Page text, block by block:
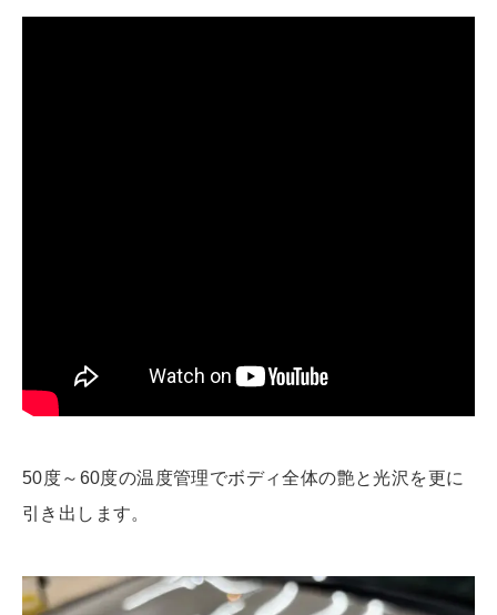
50度～60度の温度管理でボディ全体の艶と光沢を更に
引き出します。